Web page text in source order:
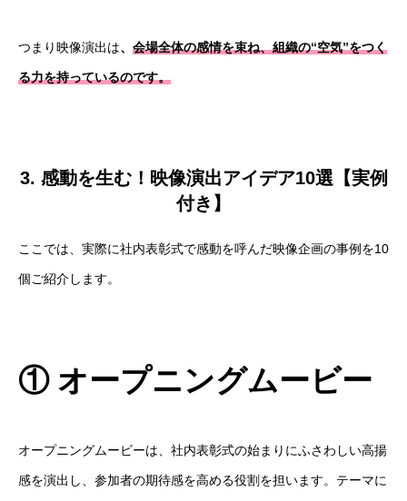
つまり映像演出は、 会場全体の感情を束ね、組織の“空気”をつく
る力を持っているのです。
3. 感動を生む！映像演出アイデア10選【実例
付き】
ここでは、実際に社内表彰式で感動を呼んだ映像企画の事例を10
個ご紹介します。
① オープニングムービー
オープニングムービーは、社内表彰式の始まりにふさわしい高揚
感を演出し、参加者の期待感を高める役割を担います。テーマに